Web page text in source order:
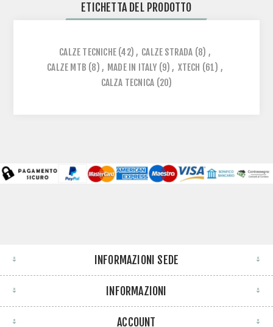
ETICHETTA DEL PRODOTTO
CALZE TECNICHE (42) , CALZE STRADA (8) ,
CALZE MTB (8) , MADE IN ITALY (9) , XTECH (61) ,
CALZA TECNICA (20)
INFORMAZIONI SEDE
INFORMAZIONI
ACCOUNT